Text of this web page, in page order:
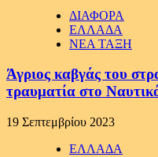
ΔΙΑΦΟΡΑ
ΕΛΛΑΔΑ
ΝΕΑ ΤΑΞΗ
Άγριος καβγάς του
τραυματία στο
19 Σεπτεμβρίου 2023
ΕΛΛΑΔΑ